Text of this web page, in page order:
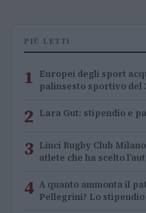
PIÙ LETTI
1 Europei degli sport
palinsesto sportivo del
2 Lara Gut: stipendio e
3 Linci Rugby Club
atlete che ha scelto
4 A quanto ammonta il
Pellegrini? Lo stipendio